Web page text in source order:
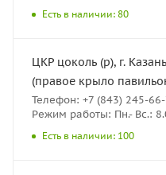
Есть в наличии: 80
ЦКР цоколь (р), г.
(правое крыло
Телефон: +7 (843) 245-
Режим работы: Пн.- Вс.:
Есть в наличии: 100